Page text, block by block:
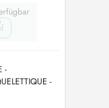
-
-
DU
DU